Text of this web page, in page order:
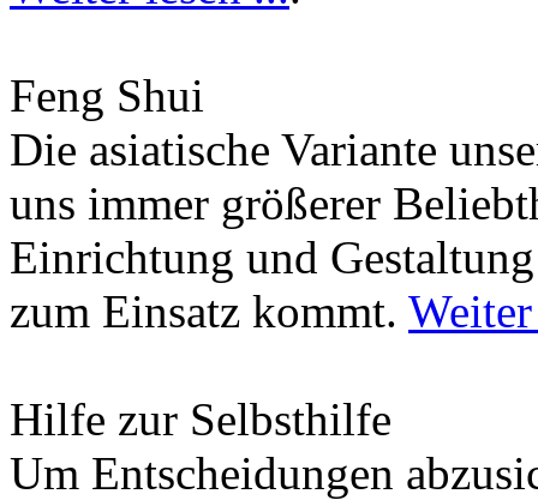
Feng Shui
Die asiatische Variante
uns immer größerer
Einrichtung und
zum Einsatz kommt.
Hilfe zur Selbsthilfe
Um Entscheidungen